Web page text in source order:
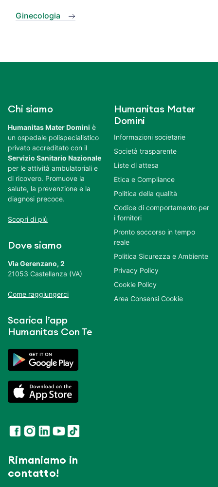
Ginecologia
Chi siamo
Humanitas Mater Domini è
un ospedale polispecialistico
privato accreditato con il
Servizio Sanitario Nazionale
per le attività ambulatoriali e
di ricovero. Promuove la
salute, la prevenzione e la
diagnosi precoce.
Scopri di più
Dove siamo
Via Gerenzano, 2
21053 Castellanza (VA)
Come raggiungerci
Scarica l’app
Humanitas Con Te
Rimaniamo in
contatto!
Humanitas Mater
Domini
Informazioni societarie
Società trasparente
Liste di attesa
Etica e Compliance
Politica della qualità
Codice di comportamento per
i fornitori
Pronto soccorso in tempo
reale
Politica Sicurezza e Ambiente
Privacy Policy
Cookie Policy
Area Consensi Cookie